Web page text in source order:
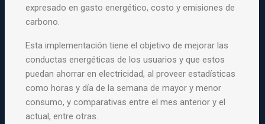
expresado en gasto energético, costo y emisiones de
carbono.
Esta implementación tiene el objetivo de mejorar las
conductas energéticas de los usuarios y que estos
puedan ahorrar en electricidad, al proveer estadísticas
como horas y día de la semana de mayor y menor
consumo, y comparativas entre el mes anterior y el
actual, entre otras.